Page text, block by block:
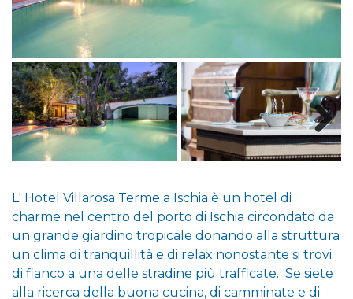
L' Hotel Villarosa Terme a Ischia è un hotel di
charme nel centro del porto di Ischia circondato da
un grande giardino tropicale donando alla struttura
un clima di tranquillità e di relax nonostante si trovi
di fianco a una delle stradine più trafficate. Se siete
alla ricerca della buona cucina, di camminate e di